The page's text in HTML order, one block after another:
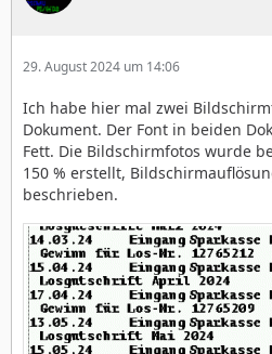
29. August 2024 um 14:06
Ich habe hier mal zwei
Dokument. Der Font in beiden
Fett. Die Bildschirmfotos wurde
150 % erstellt,
beschrieben.